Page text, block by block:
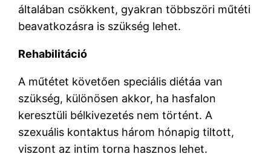
általában csökkent, gyakran többszöri műtéti
beavatkozásra is szükség lehet.
Rehabilitáció
A műtétet követően speciális diétáa van
szükség, különösen akkor, ha hasfalon
keresztüli bélkivezetés nem történt. A
szexuális kontaktus három hónapig tiltott,
viszont az intim torna hasznos lehet.